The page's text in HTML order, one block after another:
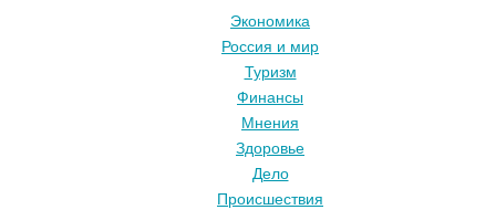
Экономика
Россия и мир
Туризм
Финансы
Мнения
Здоровье
Дело
Происшествия